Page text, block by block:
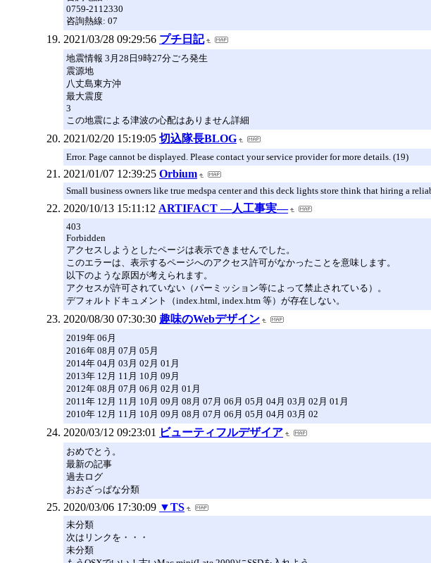
0759-2112330
咨詢熱線: 07
2021/03/28 09:29:56 プチ日記
地震情報 3月28日9時27分ごろ発生
震源地
八丈島東方沖
最大震度
3
この地震による津波の心配はありません詳細
2021/02/20 15:19:05 切込隊長BLOG
Error. Page cannot be displayed. Please contact your service provider for more details. (19)
2021/01/07 12:39:25 Orbium
Small business owners like true medspa center and this deck lights store think that hiring a
2020/10/13 15:11:12 ARTIFACT ―人工事実―
403
Forbidden
アクセスしようとしたページは表示できませんでした。
このエラーは、表示するページへのアクセス許可がなかったことを意味します。
以下のような原因が考えられます。
アクセスが許可されていない（パーミッション等によって禁止されている）。
デフォルトドキュメント（index.html, index.htm 等）が存在しない。
2020/08/30 07:30:30 趣味のWebデザイン
2019年 06月
2016年 08月 07月 05月
2014年 04月 03月 02月 01月
2013年 12月 11月 10月 09月
2012年 08月 07月 06月 02月 01月
2011年 12月 11月 10月 09月 08月 07月 06月 05月 04月 03月 02月 01月
2010年 12月 11月 10月 09月 08月 07月 06月 05月 04月 03月 02
2020/03/12 09:23:01 ビューティフルデザイア
おめでとう。
最新の記事
過去ログ
おおざっぱな分類
2020/03/06 17:30:09 ▼TS
未分類
次はリンクを・・・
未分類